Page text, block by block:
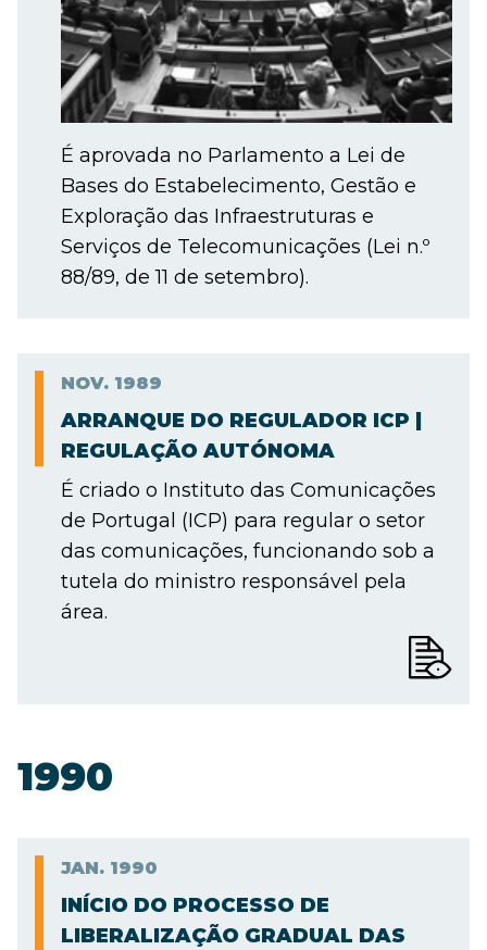
É aprovada no Parlamento a Lei de
Bases do Estabelecimento, Gestão e
Exploração das Infraestruturas e
Serviços de Telecomunicações (Lei n.º
88/89, de 11 de setembro).
NOV. 1989
ARRANQUE DO REGULADOR ICP |
REGULAÇÃO AUTÓNOMA
É criado o Instituto das Comunicações
de Portugal (ICP) para regular o setor
das comunicações, funcionando sob a
tutela do ministro responsável pela
área.
1990
JAN. 1990
INÍCIO DO PROCESSO DE
LIBERALIZAÇÃO GRADUAL DAS